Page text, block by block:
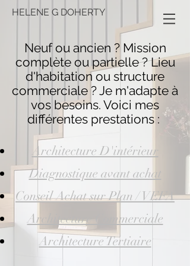
HELENE G DOHERTY
Neuf ou ancien ? Mission
complète ou partielle ? Lieu
d'habitation ou structure
commerciale ? Je m'adapte à
vos besoins. Voici mes
différentes prestations :
Architecture D'intérieur
Diagnostique avant achat
Conseil Achat sur Plan / VEFA
Architecture Commerciale
Architecture Tertiaire